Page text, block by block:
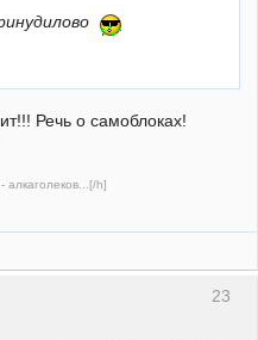
Речь о самоблоках!
h]
23